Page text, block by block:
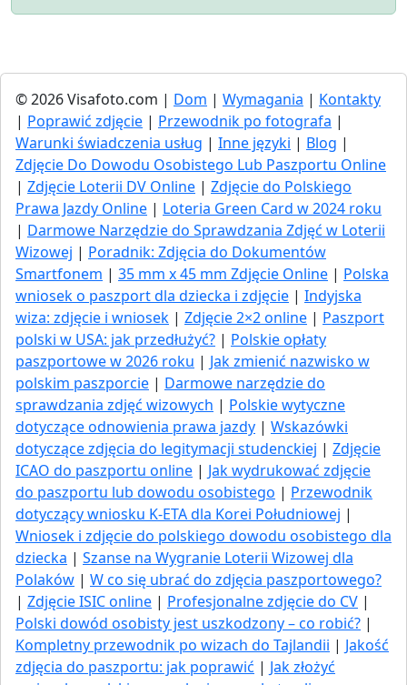
© 2026 Visafoto.com | Dom | Wymagania | Kontakty
| Poprawić zdjęcie | Przewodnik po fotografa |
Warunki świadczenia usług | Inne języki | Blog |
Zdjęcie Do Dowodu Osobistego Lub Paszportu Online
| Zdjęcie Loterii DV Online | Zdjęcie do Polskiego
Prawa Jazdy Online | Loteria Green Card w 2024 roku
| Darmowe Narzędzie do Sprawdzania Zdjęć w Loterii
Wizowej | Poradnik: Zdjęcia do Dokumentów
Smartfonem | 35 mm x 45 mm Zdjęcie Online | Polska
wniosek o paszport dla dziecka i zdjęcie | Indyjska
wiza: zdjęcie i wniosek | Zdjęcie 2×2 online | Paszport
polski w USA: jak przedłużyć​? | Polskie opłaty
paszportowe w 2026 roku | Jak zmienić nazwisko w
polskim paszporcie | Darmowe narzędzie do
sprawdzania zdjęć wizowych | Polskie wytyczne
dotyczące odnowienia prawa jazdy | Wskazówki
dotyczące zdjęcia do legitymacji studenckiej | Zdjęcie
ICAO do paszportu online | Jak wydrukować zdjęcie
do paszportu lub dowodu osobistego | Przewodnik
dotyczący wniosku K-ETA dla Korei Południowej |
Wniosek i zdjęcie do polskiego dowodu osobistego dla
dziecka | Szanse na Wygranie Loterii Wizowej dla
Polaków | W co się ubrać do zdjęcia paszportowego?
| Zdjęcie ISIC online | Profesjonalne zdjęcie do CV |
Polski dowód osobisty jest uszkodzony – co robić? |
Kompletny przewodnik po wizach do Tajlandii | Jakość
zdjęcia do paszportu: jak poprawić | Jak złożyć